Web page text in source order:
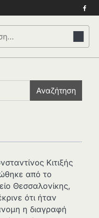
Αναζήτηση
Κιτιξής
από το
Θεσσαλονίκης,
ότι ήταν
η διαγραφή